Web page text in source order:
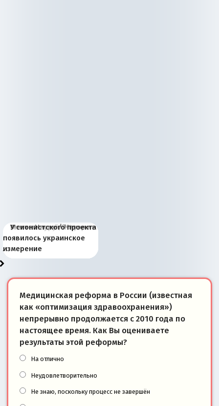
Киевская марионетка
Запада рассказала о
«переобувании» хозяев
В России назрели
перемены: 15 шагов к
суверенной экономике
Миграционный пожар
Европы
Россия начинает
сбрасывать балласт
Анкориджа
Россия зимой 1904
года: первые уступки во
внутренней политике
Русская нация вчера и
сегодня
Почему правый крах в
Варшаве не поможет её
отношениям с Россией?
Место Науру / Науэро в
современной истории
Южной Осетии
У сионистского проекта
появилось украинское
измерение
Медицинская реформа в России (известная
как «оптимизация здравоохранения»)
непрерывно продолжается с 2010 года по
настоящее время. Как Вы оцениваете
результаты этой реформы?
На отлично
Неудовлетворительно
Не знаю, поскольку процесс не завершён